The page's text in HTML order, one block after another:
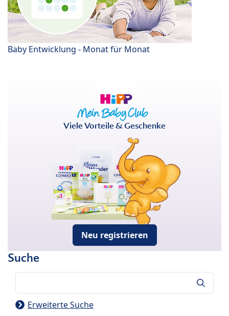
Baby Entwicklung - Monat für Monat
Viele Vorteile & Geschenke
Neu registrieren
Suche
Erweiterte Suche